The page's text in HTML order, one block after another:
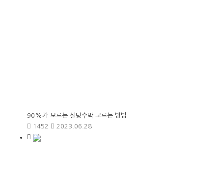
90%가 모르는 설탕수박 고르는 방법
1452
2023.06.28